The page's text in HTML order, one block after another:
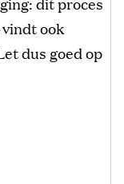
ook
dus goed op